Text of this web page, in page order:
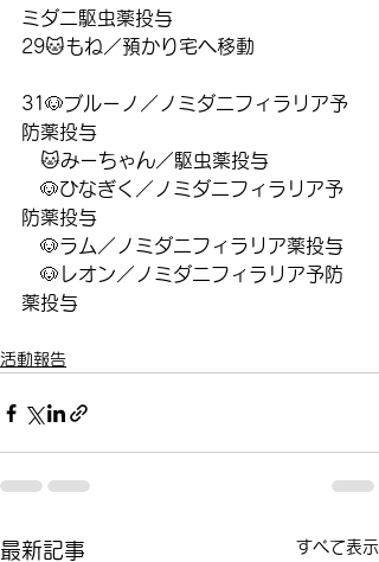
ミダニ駆虫薬投与
29🐱もね／預かり宅へ移動
31🐶ブルーノ／ノミダニフィラリア予
防薬投与
🐱みーちゃん／駆虫薬投与
🐶ひなぎく／ノミダニフィラリア予
防薬投与
🐶ラム／ノミダニフィラリア薬投与
🐶レオン／ノミダニフィラリア予防
薬投与
活動報告
最新記事 すべて表示